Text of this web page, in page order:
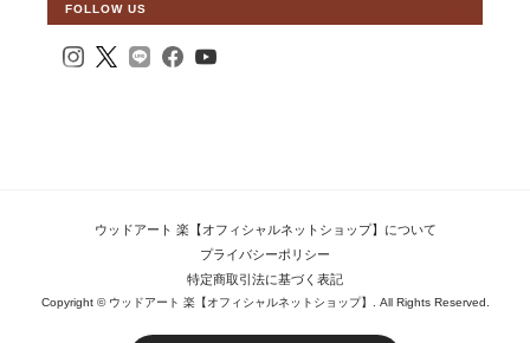
FOLLOW US
ウッドアート 楽【オフィシャルネットショップ】について
プライバシーポリシー
特定商取引法に基づく表記
Copyright © ウッドアート 楽【オフィシャルネットショップ】. All Rights Reserved.